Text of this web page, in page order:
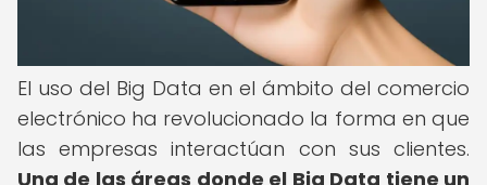
El uso del Big Data en el ámbito del comercio
electrónico ha revolucionado la forma en que
las empresas interactúan con sus clientes.
Una de las áreas donde el Big Data tiene un